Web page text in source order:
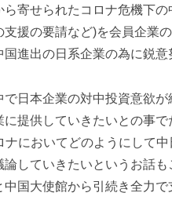
寄せられたコロナ危機下
支援の要請など)を会員企業
進出の日系企業の為に鋭意
日本企業の対中投資意欲
提供していきたいとの事
ナにおいてどのようにして
していきたいというお話
国大使館から引続き全力